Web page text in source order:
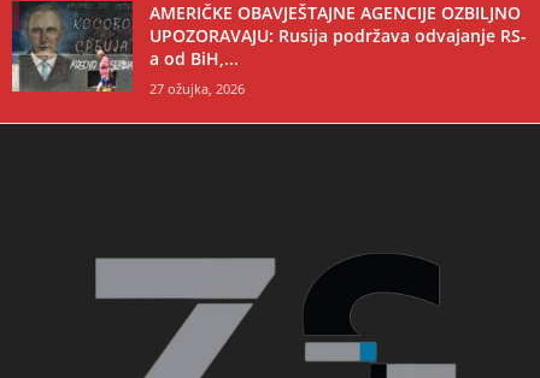
AMERIČKE OBAVJEŠTAJNE AGENCIJE OZBILJNO
UPOZORAVAJU: Rusija podržava odvajanje RS-
a od BiH,...
27 ožujka, 2026